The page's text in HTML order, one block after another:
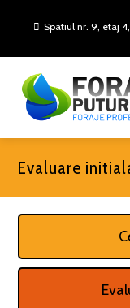
Spatiul nr. 9, etaj
Evaluare